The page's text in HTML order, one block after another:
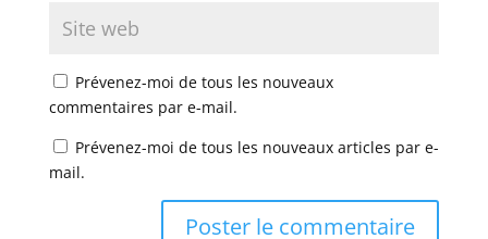
Prévenez-moi de tous les nouveaux
commentaires par e-mail.
Prévenez-moi de tous les nouveaux articles par e-
mail.